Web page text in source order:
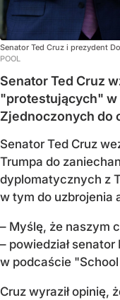
Senator Ted Cruz i prezydent
POOL
Senator Ted Cruz
"protestujących" w
Zjednoczonych do
Senator Ted Cruz
Trumpa do
dyplomatycznych z
w tym do uzbrojenia
– Myślę, że naszym
– powiedział
w podcaście
Cruz wyraził opinię,